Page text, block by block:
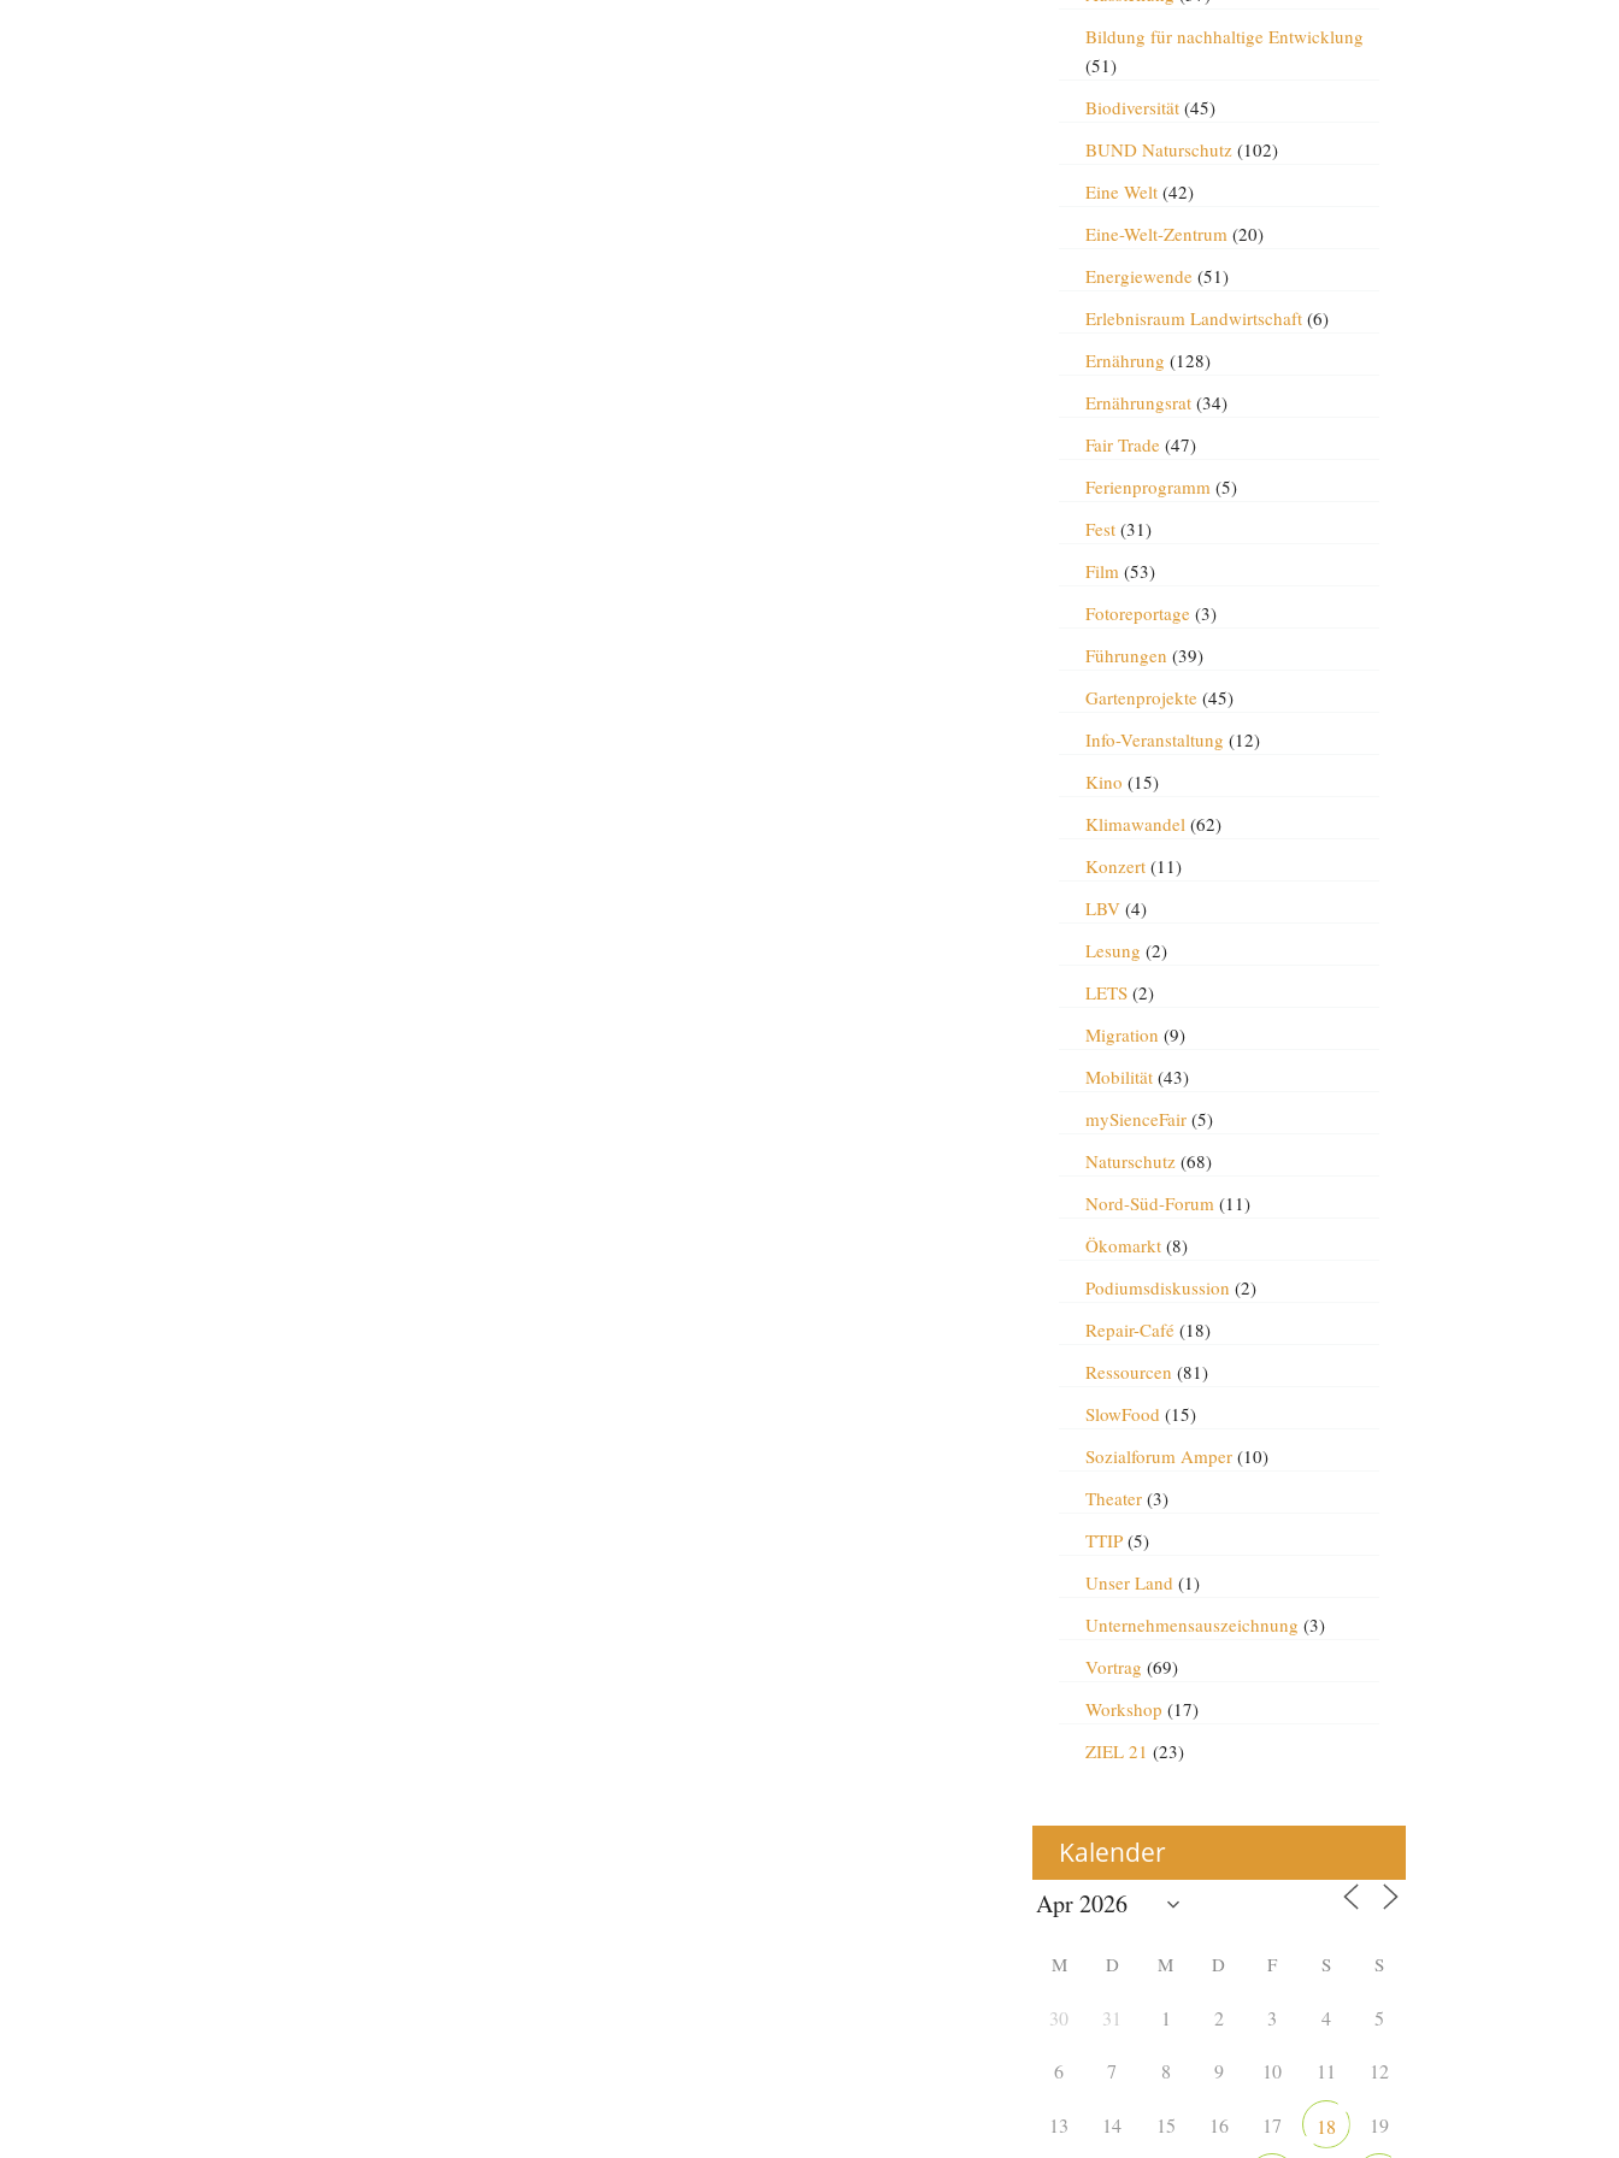
Bildung für nachhaltige Entwicklung
(51)
Biodiversität(45)
BUND Naturschutz(102)
Eine Welt(42)
Eine-Welt-Zentrum(20)
Energiewende(51)
Erlebnisraum Landwirtschaft(6)
Ernährung (128)
Ernährungsrat(34)
Fair Trade(47)
Ferienprogramm(5)
Fest(31)
Film(53)
Fotoreportage(3)
Führungen (39)
Gartenprojekte(45)
Info-Veranstaltung (12)
Kino (15)
Klimawandel(62)
Konzert(11)
LBV(4)
Lesung (2)
LETS(2)
Migration (9)
Mobilität(43)
mySienceFair(5)
Naturschutz(68)
Nord-Süd-Forum(11)
Ökomarkt(8)
Podiumsdiskussion (2)
Repair-Café(18)
Ressourcen (81)
SlowFood (15)
Sozialforum Amper(10)
Theater(3)
TTIP(5)
Unser Land (1)
Unternehmensauszeichnung (3)
Vortrag (69)
Workshop (17)
ZIEL 21 (23)
Kalender
M D M D F S S
30 31 1 2 3 4 5
6 7 8 9 10 11 12
13 14 15 16 17 18 19